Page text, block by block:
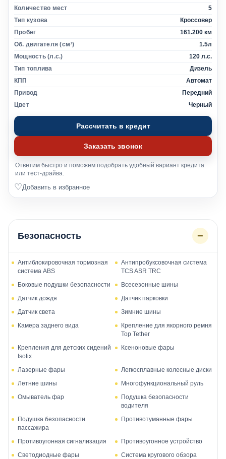
Количество мест
5
Тип кузова
Кроссовер
Пробег
161.200 км
Об. двигателя (см³)
1.5л
Мощность (л.с.)
120 л.с.
Тип топлива
Дизель
КПП
Автомат
Привод
Передний
Цвет
Черный
Рассчитать в кредит
Заказать звонок
Ответим быстро и поможем подобрать удобный вариант кредита
или тест-драйва.
♡Добавить в избранное
Безопасность −
Антиблокировочная тормозная
система ABS
Антипробуксовочная система
TCS ASR TRC
Боковые подушки безопасности
Всесезонные шины
Датчик дождя
Датчик парковки
Датчик света
Зимние шины
Камера заднего вида
Крепление для якорного ремня
Top Tether
Крепления для детских сидений
Isofix
Ксеноновые фары
Лазерные фары
Легкосплавные колесные диски
Летние шины
Многофункциональный руль
Омыватель фар
Подушка безопасности
водителя
Подушка безопасности
пассажира
Противотуманные фары
Противоугонная сигнализация
Противоугонное устройство
Светодиодные фары
Система кругового обзора